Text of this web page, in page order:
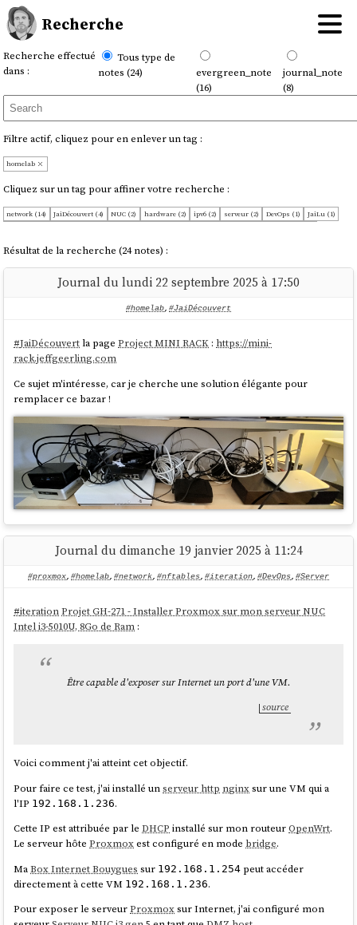
Recherche
Recherche effectué
dans :
Tous type de
notes (24)
evergreen_note
(16)
journal_note
(8)
Filtre actif, cliquez pour en enlever un tag :
homelab
Cliquez sur un tag pour affiner votre recherche :
network (14) JaiDécouvert (4) NUC (2) hardware (2) ipv6 (2) serveur (2) DevOps (1)
JaiLu (1)
Résultat de la recherche (24 notes) :
Journal du lundi 22 septembre 2025 à 17:50
#homelab, #JaiDécouvert
#JaiDécouvertla pageProject MINI RACK : https://mini-
rack.jeffgeerling.com
Ce sujet m'intéresse, car je cherche une solution élégante pour
remplacer ce bazar !
Journal du dimanche 19 janvier 2025 à 11:24
#proxmox, #homelab, #network, #nftables, #iteration, #DevOps, #Server
#iteration Projet GH-271 - Installer Proxmox sur mon serveur NUC
Intel i3-5010U, 8Go de Ram :
Être capable d'exposer sur Internet un port d'une VM.
source
Voici comment j'ai atteint cet objectif.
Pour faire ce test, j'ai installé unserveur http nginxsur une VM qui a
l'IP 192.168.1.236.
Cette IP est attribuée par leDHCP installé sur mon routeurOpenWrt.
Le serveur hôteProxmoxest configuré en mode bridge.
MaBox Internet Bouygues sur 192.168.1.254 peut accéder
directement à cette VM 192.168.1.236.
Pour exposer le serveurProxmoxsur Internet, j'ai configuré mon